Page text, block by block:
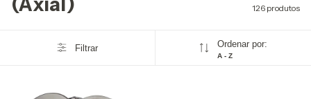
126 produtos
Filtrar Ordenar por:
A - Z